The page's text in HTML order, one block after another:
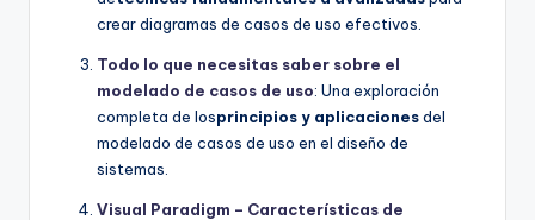
crear diagramas de casos de uso efectivos.
Todo lo que necesitas saber sobre el
modelado de casos de uso: Una exploración
completa de losprincipios y aplicacionesdel
modelado de casos de uso en el diseño de
sistemas.
Visual Paradigm – Características de